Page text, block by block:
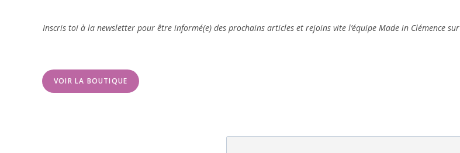
Inscris toi à la newsletter pour être informé(e) des prochains articles et rejoins vite l’équipe Made in Clémence sur
VOIR LA BOUTIQUE